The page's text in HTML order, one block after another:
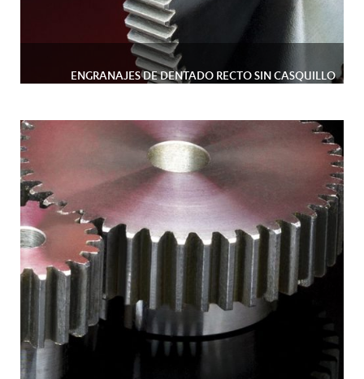
ENGRANAJES DE DENTADO RECTO SIN CASQUILLO